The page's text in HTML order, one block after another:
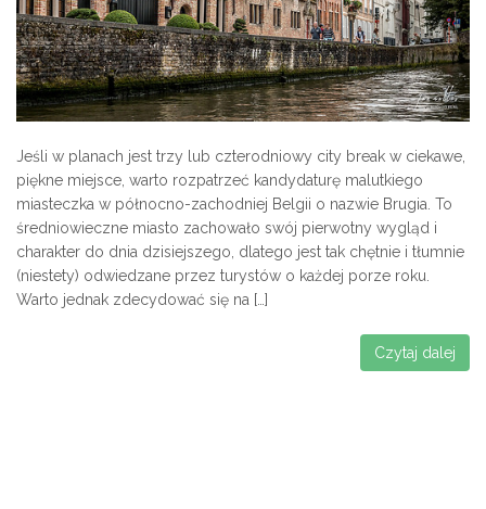
Jeśli w planach jest trzy lub czterodniowy city break w ciekawe,
piękne miejsce, warto rozpatrzeć kandydaturę malutkiego
miasteczka w północno-zachodniej Belgii o nazwie Brugia. To
średniowieczne miasto zachowało swój pierwotny wygląd i
charakter do dnia dzisiejszego, dlatego jest tak chętnie i tłumnie
(niestety) odwiedzane przez turystów o każdej porze roku.
Warto jednak zdecydować się na […]
Czytaj dalej